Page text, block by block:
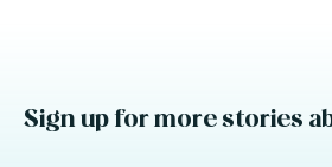
Sign up for more stories